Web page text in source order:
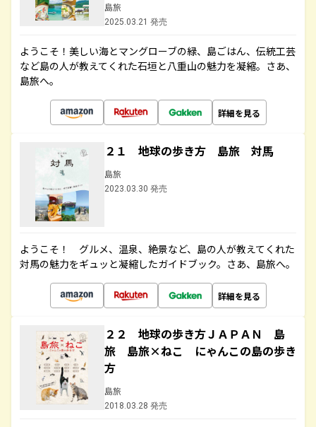
島旅
2025.03.21 発売
ようこそ！美しい海とマングローブの緑、島ごはん、伝統工芸
など島の人が教えてくれた石垣と八重山の魅力を凝縮。さあ、
島旅へ。
詳細を見る
２１ 地球の歩き方 島旅 対馬
島旅
2023.03.30 発売
ようこそ！ グルメ、温泉、絶景など、島の人が教えてくれた
対馬の魅力をギュッと凝縮したガイドブック。さあ、島旅へ。
詳細を見る
２２ 地球の歩き方ＪＡＰＡＮ 島
旅 島旅×ねこ にゃんこの島の歩き
方
島旅
2018.03.28 発売